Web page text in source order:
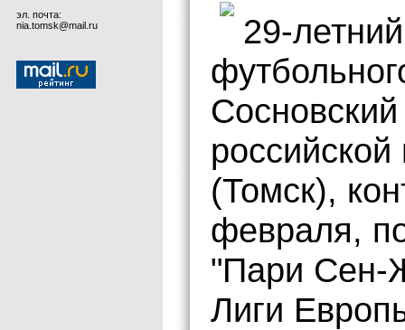
эл. почта:
nia.tomsk@mail.ru
29-
(Томск),
февраля,
"Пари Сен-
Лиги